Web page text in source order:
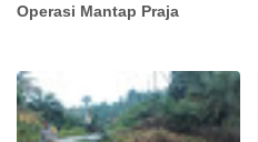
Operasi Mantap Praja